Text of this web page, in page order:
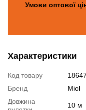
Умови оптової
Характеристики
Код товару
18647
Бренд
Miol
Довжина
10 м